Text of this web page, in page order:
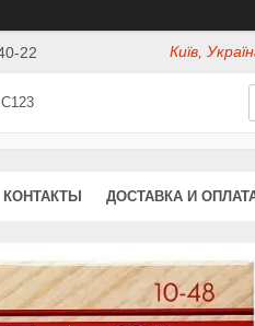
22 Київ,
КОНТАКТЫ ДОСТАВКА И